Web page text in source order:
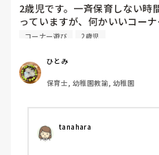
2歳児です。一斉保育しない時
っていますが、何かいいコー
積み木、お絵描き、絵本、ブ
コーナー遊び 2歳児
ひとみ
保育士, 幼稚園教諭, 幼稚園
tanahara